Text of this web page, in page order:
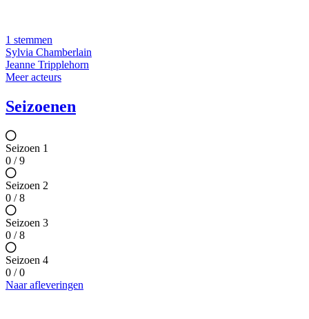
1 stemmen
Sylvia Chamberlain
Jeanne Tripplehorn
Meer acteurs
Seizoenen
Seizoen 1
0 / 9
Seizoen 2
0 / 8
Seizoen 3
0 / 8
Seizoen 4
0 / 0
Naar afleveringen